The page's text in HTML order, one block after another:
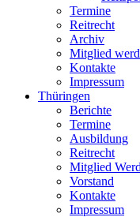
Termine
Reitrecht
Archiv
Mitglied
Kontakte
Impressum
Thüringen
Berichte
Termine
Ausbildung
Reitrecht
Mitglied
Vorstand
Kontakte
Impressum